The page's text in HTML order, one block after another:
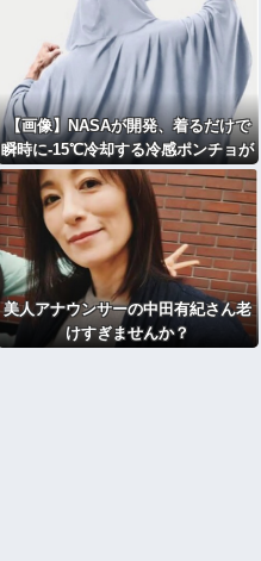
【画像】NASAが開発、着るだけで
瞬時に-15℃冷却する冷感ポンチョが
3,980円ｗｗｗｗｗ
美人アナウンサーの中田有紀さん老
けすぎませんか？